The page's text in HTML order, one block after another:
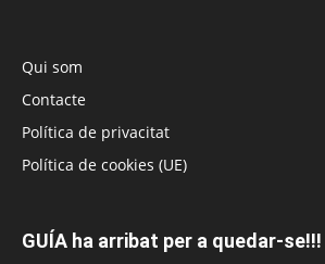
Qui som
Contacte
Política de privacitat
Política de cookies (UE)
GUÍA ha arribat per a quedar-se!!!